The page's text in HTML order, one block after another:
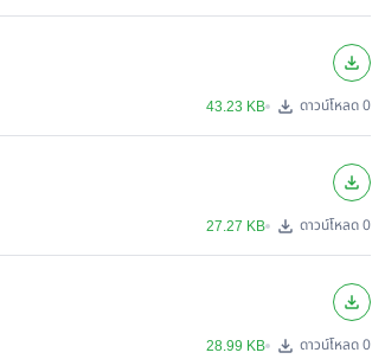
43.23 KB ดาวน์โหลด 0
27.27 KB ดาวน์โหลด 0
28.99 KB ดาวน์โหลด 0